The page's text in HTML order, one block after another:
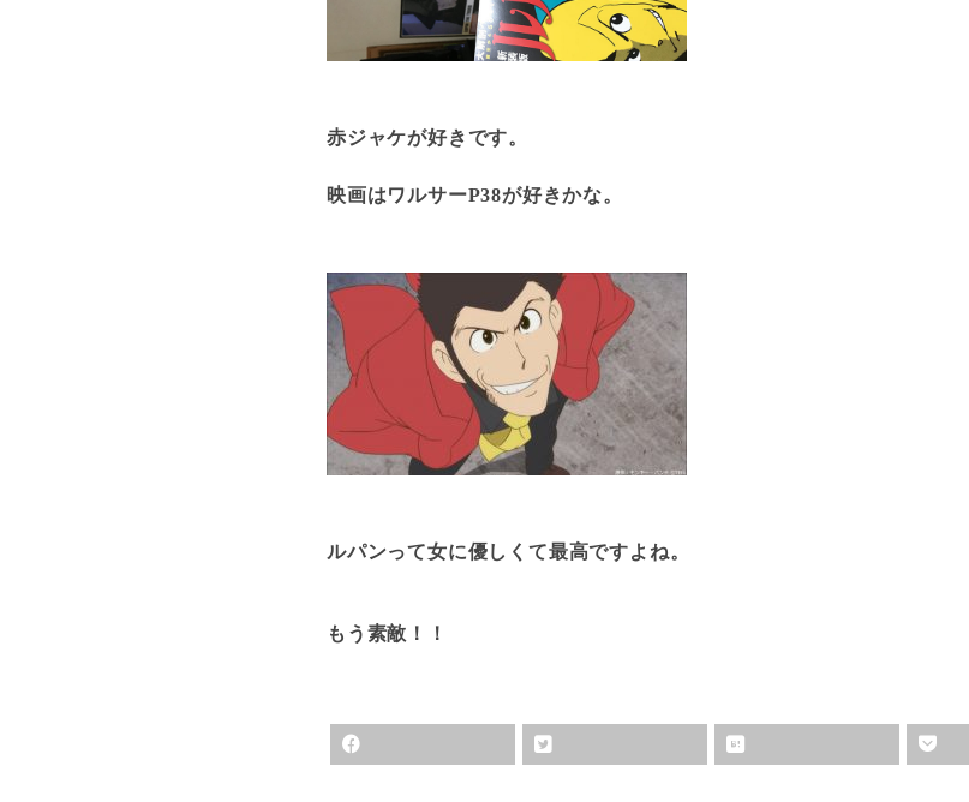
赤ジャケが好きです。
映画はワルサーP38が好きかな。
ルパンって女に優しくて最高ですよね。
もう素敵！！